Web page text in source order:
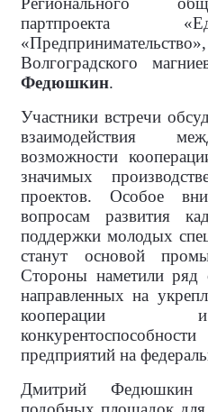
партпроекта
Волгоградского
Федюшкин.
Участники встречи
взаимодействия
возможности
значимых
проектов. Особое
вопросам развития
поддержки молодых
станут основой
Стороны наметили ряд
направленных на
кооперации
предприятий на
Дмитрий Федюшкин